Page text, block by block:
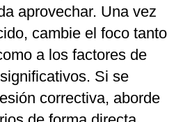
aprovechar. Una vez
cambie el foco tanto
a los factores de
Si se
correctiva, aborde